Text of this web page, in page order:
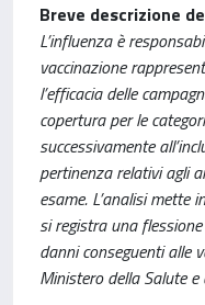
Breve descrizione
L’influenza è
vaccinazione
l’efficacia delle
copertura per le
successivamente
pertinenza relativi agli
esame. L’analisi
si registra una
danni conseguenti alle
Ministero della Salute